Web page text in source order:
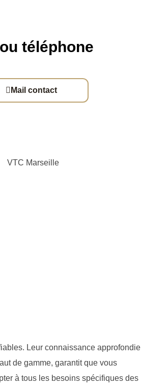
téléphone
Mail contact
Leur connaissance approfondie
de gamme, garantit que vous
à tous les besoins spécifiques des